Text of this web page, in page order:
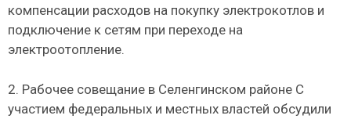
компенсации расходов на покупку электрокотлов и
подключение к сетям при переходе на
электроотопление.
2. Рабочее совещание в Селенгинском районе С
участием федеральных и местных властей обсудили